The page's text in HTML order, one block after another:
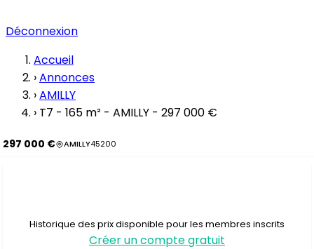
Déconnexion
Accueil
›Annonces
›AMILLY
› T7 - 165 m² - AMILLY - 297 000 €
297 000 € AMILLY45200
Historique des prix disponible pour les membres inscrits
Créer un compte gratuit